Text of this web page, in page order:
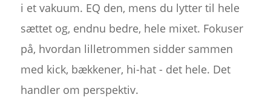
i et vakuum. EQ den, mens du lytter til hele
sættet og, endnu bedre, hele mixet. Fokuser
på, hvordan lilletrommen sidder sammen
med kick, bækkener, hi-hat - det hele. Det
handler om perspektiv.